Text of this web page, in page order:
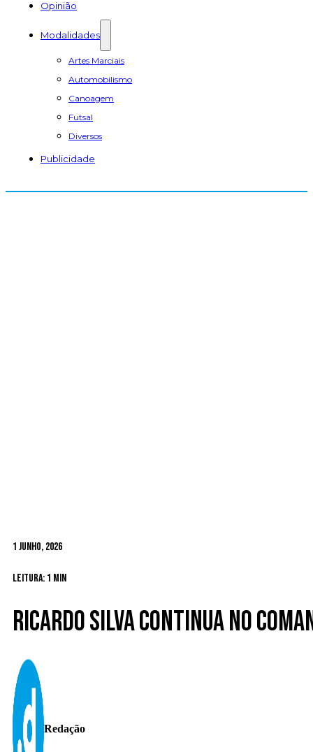
Opinião
Modalidades
Artes Marciais
Automobilismo
Canoagem
Futsal
Diversos
Publicidade
1 Junho, 2026
Leitura: 1 min
Ricardo Silva continua no
Redação